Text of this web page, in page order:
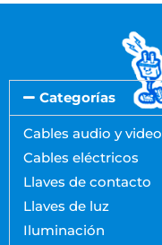
Categorías
Cables audio y video
Cables eléctricos
Llaves de contacto
Llaves de luz
Iluminación